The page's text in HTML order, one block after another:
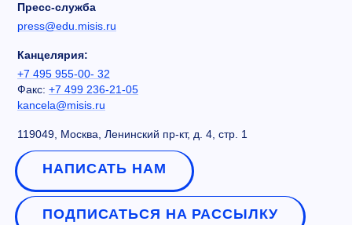
Пресс-служба
press@edu.misis.ru
Канцелярия:
+7 495 955-00- 32
Факс: +7 499 236-21-05
kancela@misis.ru
119049, Москва, Ленинский пр-кт, д. 4, стр. 1
НАПИСАТЬ НАМ
ПОДПИСАТЬСЯ НА РАССЫЛКУ